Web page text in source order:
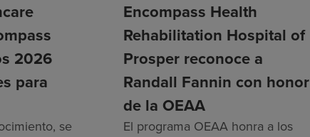
2026
para
se
Encompass Health
Rehabilitation Hospital of
Prosper reconoce a
Randall Fannin con honor
de la OEAA
El programa OEAA honra a los